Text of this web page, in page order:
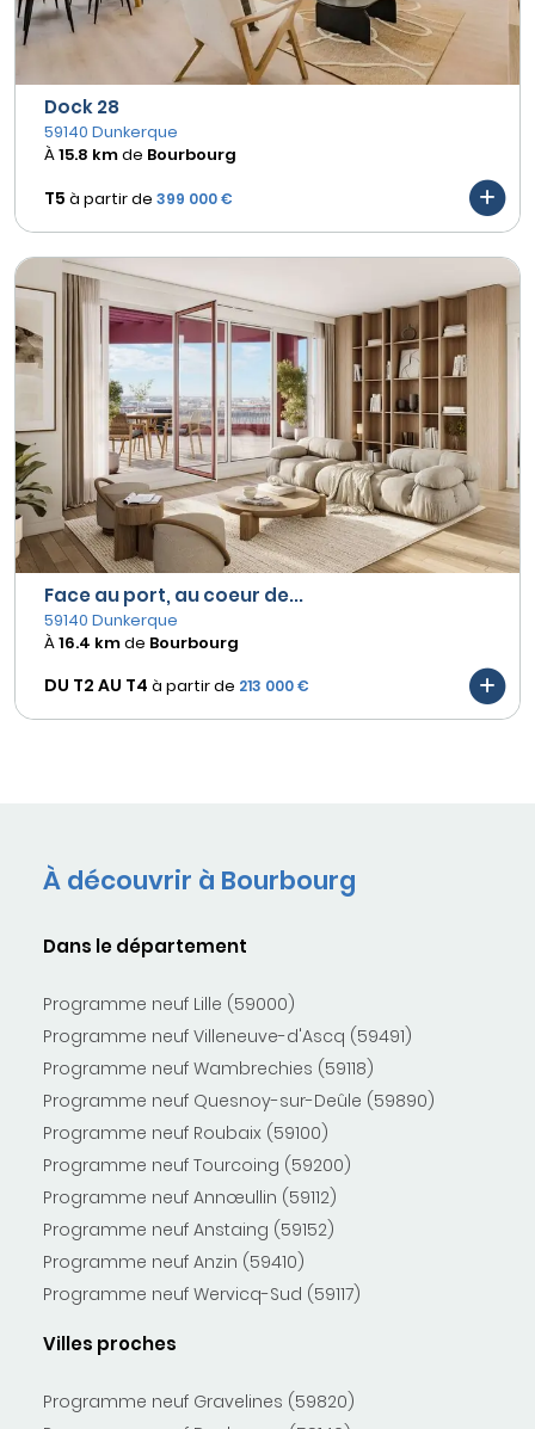
Dock 28
59140 Dunkerque
À15.8 kmde Bourbourg
T5 à partir de 399 000 €
Face au port, au coeur de...
59140 Dunkerque
À16.4 kmde Bourbourg
DU T2 AU T4 à partir de 213 000 €
À découvrir à Bourbourg
Dans le département
Programme neuf Lille (59000)
Programme neuf Villeneuve-d'Ascq (59491)
Programme neuf Wambrechies (59118)
Programme neuf Quesnoy-sur-Deûle (59890)
Programme neuf Roubaix (59100)
Programme neuf Tourcoing (59200)
Programme neuf Annœullin (59112)
Programme neuf Anstaing (59152)
Programme neuf Anzin (59410)
Programme neuf Wervicq-Sud (59117)
Villes proches
Programme neuf Gravelines (59820)